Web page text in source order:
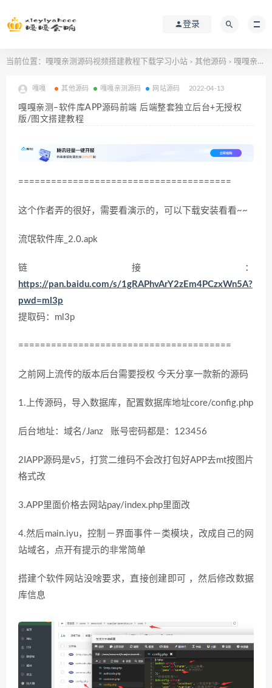
登录
当前位置： 嘎嘎亲测源码视频搭建教程下载学习小站 > 其他源码 > 嘎嘎亲测–软件库APP源码前端 后端整套独立后台+无授权版/图文搭建教程
嘎嘎 其他源码 嘎嘎亲测源码 网站源码 2022-04-13
嘎嘎亲测–软件库APP源码前端 后端整套独立后台+无授权
版/图文搭建教程
=======================================
这个作者弄的很好，需要看演示的，可以下载安装看看~~
流氓软件库_2.0.apk
链接：
https://pan.baidu.com/s/1gRAPhvArY2zEm4PCzxWn5A?
pwd=ml3p
提取码：ml3p
=======================================
之前网上流传的版本后台需要授权 今天分享一款新的源码
1.上传源码，导入数据库，配置数据库地址core/config.php
后台地址：域名/Janz 账号密码都是：123456
2IAPP源码是v5，打赏二维码不会改打包好APP去mt按图片
格式改
3.APP里面价格去网站pay/index.php里面改
4.然后main.iyu，控制－界面事件－类模块，改成自己的网
站域名，点开有提示的非常简单
搭建个软件网站没啥要求，直接创建即可 ，然后修改数据
库信息